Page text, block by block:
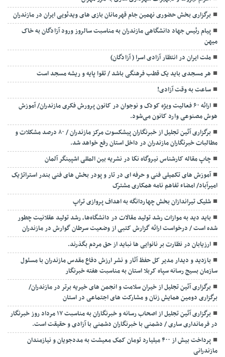
برگزاری بخش حضوری نهمین جام قهرمانان بازی های ویدئویی ایران در مازندران
پیام رئیس جهاد دانشگاهی مازندران به مناسبت سالروز ورود آزادگان به خاک
میهن
ملت ایران در انتظار آزادی اسرا ( آزادگان)
هر مسجدی باید یک قطب فرهنگی باشد / تقوا پایه و ریشه مسجد است
ساعت به وقت آزادی!
ارائه ۶۰ فعالیت ویژه کودک و نوجوان در کانون پرورش فکری مازندران/ آموزش
هوش مصنوعی وارد کانون می‌شود.
برگزاری آئین تجلیل از خبرنگاران پیشکسوت مرکز مازندران / ۸۰ درصد مشکلات و
مطالبات خبرنگاران مازندران در داخل استان رفع خواهد شد.
چاپ مقاله کارشناس نيروگاه نكا در نشریه بین المللی اشپینگر آلمان
آموزش های تکمیلی فنی و حرفه ای در تار و پودر بخش های فنی بندر استراتژیک
امیرآباد/ امضاء تفاهم نامه همکاری مشترک
شلیک تیراندازان بخش چهاردانگه به اهداف پروازی تراپ
باید دید به موازات رشد تولید مقالات در دانشگاه‌ها، رشد تولید عقلانیت چطور
شده است / درخواست ارائه گزارش کتبی از وضعیت سرطان گوارش در مازندران
ارزیابان در نظارت بر نانوایی ها نباید از حق مردم بگذرند.
بازدید و دیدار مدیر کل حفظ آثار و نشر ارزش دفاع مقدس مازندران با مسئول
سازمان بسیج رسانه سپاه کربلا استان به مناسبت هفته خبرنگار
برگزاری آئین تجلیل از خیران سلامت و انجمن های خیریه برتر در مازندران/
برگزاری دومین همایش زنان و مشارکت های اجتماعی در استان
برگزاری آئین تجلیل از اصحاب رسانه و خبرنگاران به مناسبت ۱۷ مرداد روز خبرنگار
در فرمانداری ساری / دشمنی با خبرنگاران دشمنی با آزادی و حقیقت است.
پرداخت بیش از ۴۰۰ میلیارد تومان کمک معیشت به مددجویان و نیازمندان
مازندرانی